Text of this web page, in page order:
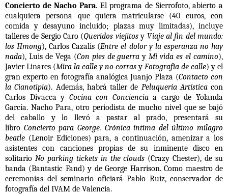
Concierto de Nacho Para. El programa de Sierrofoto, abierto a
cualquiera persona que quiera matricularse (40 euros, con
comida y desayuno incluido; plazas muy limitadas), incluye
talleres de Sergio Caro (Queridos viejitosy Viaje al fin del mundo:
los Hmong), Carlos Cazalis (Entre el dolor y la esperanza no hay
nada), Luis de Vega (Con pies de guerra yMi vida es el camino),
Javier Linares (Mira la calle y no corrasy Fotografía de calle) y el
gran experto en fotografía analógica Juanjo Plaza (Contacto con
la Cianotipia). Además, habrá taller de Peluquería Artísticacon
Carlos Divacca y Cocina con Concienciaa cargo de Yolanda
García. Nacho Para, otro periodista de mucho nivel que se bajó
del caballo y lo llevó a pastar al prado, presentará su
libro Concierto para George. Crónica íntima del último milagro
beatle (Lenoir Ediciones) para, a continuación, amenizar a los
asistentes con canciones propias de su inminente disco en
solitario No parking tickets in the clouds (Crazy Chester), de su
banda (Bantastic Fand) y de George Harrison. Como maestro de
ceremonias del seminario oficiará Pablo Ruiz, conservador de
fotografía del IVAM de Valencia.